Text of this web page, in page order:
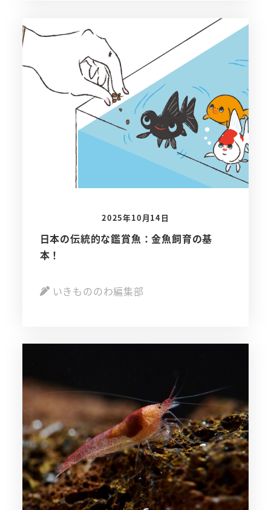
2025年10月14日
日本の伝統的な鑑賞魚：金魚飼育の基
本！
いきもののわ編集部